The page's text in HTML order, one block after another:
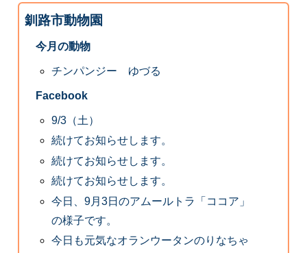
釧路市動物園
今月の動物
チンパンジー ゆづる
Facebook
9/3（土）
続けてお知らせします。
続けてお知らせします。
続けてお知らせします。
今日、9月3日のアムールトラ「ココア」
の様子です。
今日も元気なオランウータンのりなちゃ